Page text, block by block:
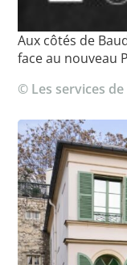
Aux côtés de
face au nouveau
© Les services de